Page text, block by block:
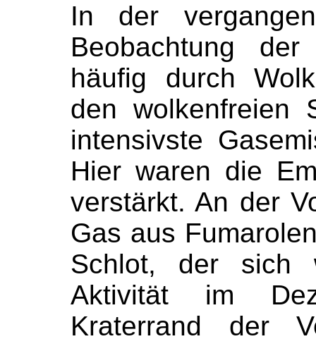
In der
Beobachtung
häufig durch
den wolkenfreien
intensivste
Hier waren die
verstärkt. An der
Gas aus
Schlot, der sich
Aktivität im
Kraterrand der